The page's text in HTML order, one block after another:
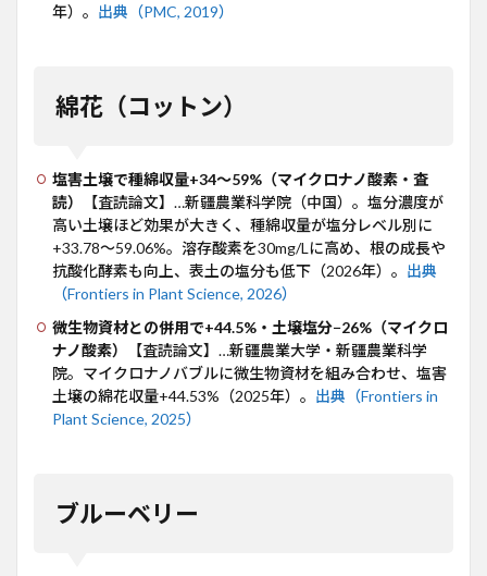
年）。 出典（PMC, 2019）
綿花（コットン）
塩害土壌で種綿収量+34〜59%（マイクロナノ酸素・査
読）
【査読論文】…新疆農業科学院（中国）。塩分濃度が
高い土壌ほど効果が大きく、種綿収量が塩分レベル別に
+33.78〜59.06%。溶存酸素を30mg/Lに高め、根の成長や
抗酸化酵素も向上、表土の塩分も低下（2026年）。 出典
（Frontiers in Plant Science, 2026）
微生物資材との併用で+44.5%・土壌塩分−26%（マイクロ
ナノ酸素）
【査読論文】…新疆農業大学・新疆農業科学
院。マイクロナノバブルに微生物資材を組み合わせ、塩害
土壌の綿花収量+44.53%（2025年）。 出典（Frontiers in
Plant Science, 2025）
ブルーベリー